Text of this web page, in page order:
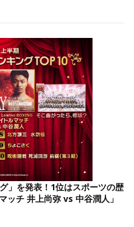
」を発表！1位はスポーツの歴
ッチ 井上尚弥 vs 中谷潤人」